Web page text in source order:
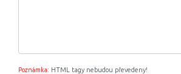
Poznámka: HTML tagy nebudou převedeny!